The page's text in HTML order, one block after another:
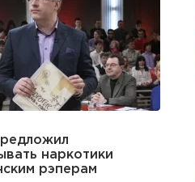
наркотики
рэперам